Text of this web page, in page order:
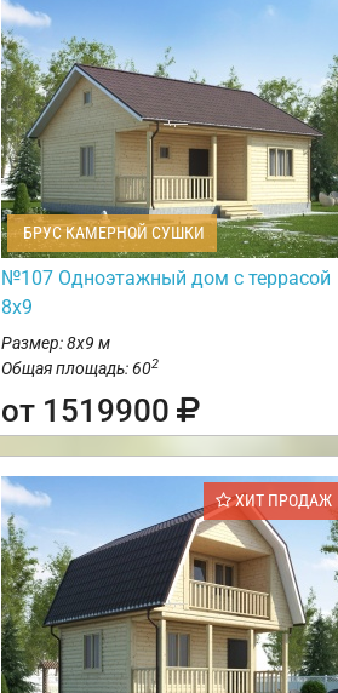
БРУС КАМЕРНОЙ СУШКИ
№107 Одноэтажный дом с террасой
8х9
Размер: 8х9 м
Общая площадь: 602
от 1519900
ХИТ ПРОДАЖ